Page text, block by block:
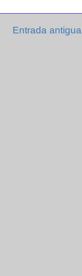
Entrada antigua